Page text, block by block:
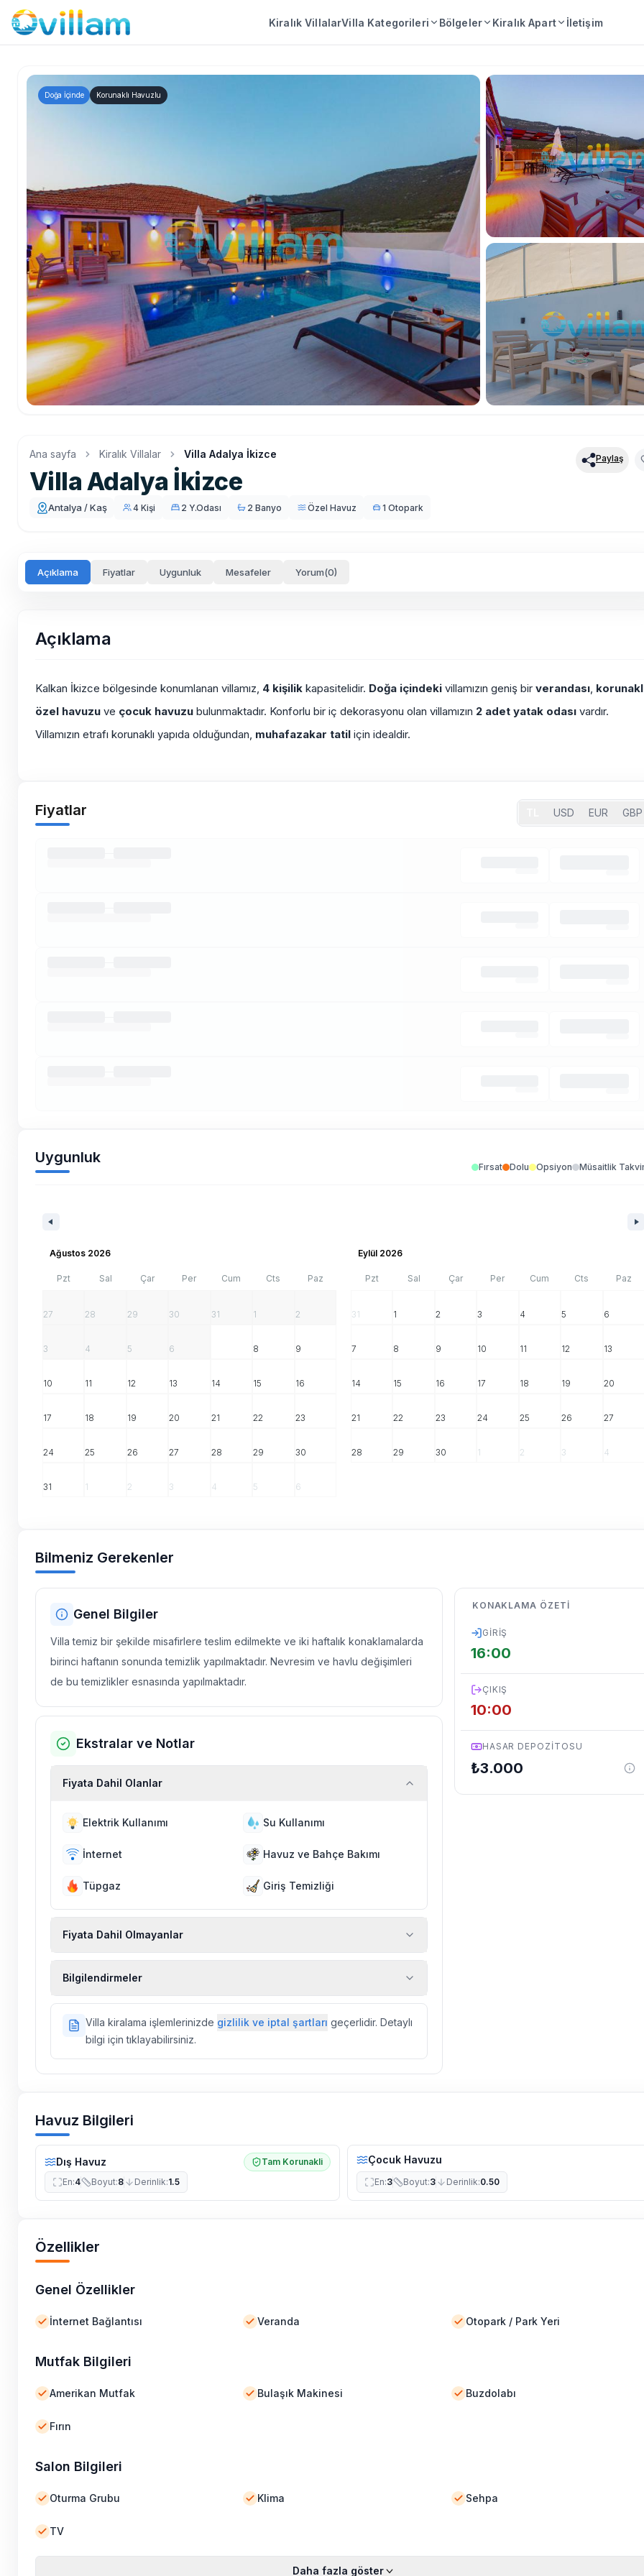
Kiralık VillalarVilla Kategorileri Bölgeler Kiralık Apart İletişim
Doğa İçinde Korunaklı Havuzlu
Ana sayfa Kiralık Villalar Villa Adalya İkizce
Villa Adalya İkizce
Paylaş
Antalya / Kaş 4 Kişi 2 Y.Odası 2 Banyo Özel Havuz 1 Otopark
Açıklama Fiyatlar Uygunluk Mesafeler Yorum(0)
Açıklama
Kalkan İkizce bölgesinde konumlanan villamız, 4 kişilik kapasitelidir. Doğa içindeki villamızın geniş bir verandası,
özel havuzu ve çocuk havuzu bulunmaktadır. Konforlu bir iç dekorasyonu olan villamızın 2 adet yatak odası vardır.
Villamızın etrafı korunaklı yapıda olduğundan, muhafazakar tatil için idealdir.
Fiyatlar USD EUR GBP
Uygunluk
Fırsat Dolu Opsiyon Müsaitlik
Ağustos 2026
Pzt Sal Çar Per Cum Cts Paz
27 28 29 30 31 1 2
3 4 5 6 8 9
10 11 12 13 14 15 16
17 18 19 20 21 22 23
24 25 26 27 28 29 30
31 1 2 3 4 5 6
Eylül 2026
Pzt Sal Çar Per Cum Cts Paz
31 1 2 3 4 5 6
7 8 9 10 11 12 13
14 15 16 17 18 19 20
21 22 23 24 25 26 27
28 29 30 1 2 3 4
Bilmeniz Gerekenler
Genel Bilgiler
Villa temiz bir şekilde misafirlere teslim edilmekte ve iki haftalık konaklamalarda
birinci haftanın sonunda temizlik yapılmaktadır. Nevresim ve havlu değişimleri
de bu temizlikler esnasında yapılmaktadır.
Ekstralar ve Notlar
Fiyata Dahil Olanlar
Elektrik Kullanımı Su Kullanımı
İnternet Havuz ve Bahçe Bakımı
Tüpgaz Giriş Temizliği
Fiyata Dahil Olmayanlar
Bilgilendirmeler
ilaçlama yapılmaktadır. Buna rağmen çevrede kelebek, böcek, sinek
vs. bulunma ihtimali vardır.
Villalarımızın bulunmuş olduğu bölgelerde dönemsel olarak altyapı
Villa kiralama işlemlerinizde gizlilik ve iptal şartları geçerlidir. Detaylı
bilgi için tıklayabilirsiniz.
KONAKLAMA ÖZETI
GIRIŞ
16:00
ÇIKIŞ
10:00
HASAR DEPOZITOSU
₺3.000
Havuz Bilgileri
Dış Havuz
Tam Korunakli
En:4 Boyut:8 Derinlik:1.5
Çocuk Havuzu
En:3 Boyut:3 Derinlik:0.50
Özellikler
Genel Özellikler
İnternet Bağlantısı Veranda Otopark / Park Yeri
Mutfak Bilgileri
Amerikan Mutfak Bulaşık Makinesi Buzdolabı
Fırın
Salon Bilgileri
Oturma Grubu Klima Sehpa
TV
Daha fazla göster